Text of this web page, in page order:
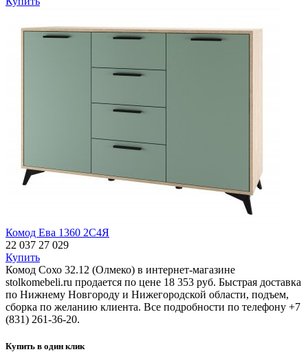
Комод Ева 1360 2С4Я
22 037 27 029
Купить
Комод Сохо 32.12 (Олмеко) в интернет-магазине
stolkomebeli.ru продается по цене 18 353 руб. Быстрая доставка
по Нижнему Новгороду и Нижегородской области, подъем,
сборка по желанию клиента. Все подробности по телефону +7
(831) 261-36-20.
Купить в один клик